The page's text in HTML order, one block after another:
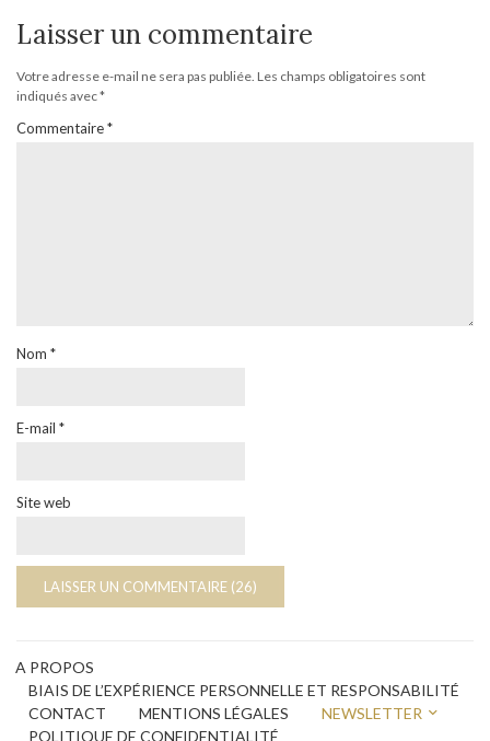
Laisser un commentaire
Votre adresse e-mail ne sera pas publiée. Les champs obligatoires sont
indiqués avec*
Commentaire*
Nom *
E-mail *
Site web
A PROPOS
BIAIS DE L’EXPÉRIENCE PERSONNELLE ET RESPONSABILITÉ
CONTACT
MENTIONS LÉGALES
NEWSLETTER
POLITIQUE DE CONFIDENTIALITÉ